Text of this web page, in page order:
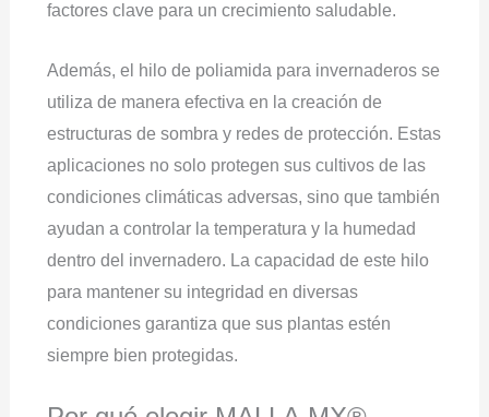
factores clave para un crecimiento saludable.
Además, el hilo de poliamida para invernaderos se
utiliza de manera efectiva en la creación de
estructuras de sombra y redes de protección. Estas
aplicaciones no solo protegen sus cultivos de las
condiciones climáticas adversas, sino que también
ayudan a controlar la temperatura y la humedad
dentro del invernadero. La capacidad de este hilo
para mantener su integridad en diversas
condiciones garantiza que sus plantas estén
siempre bien protegidas.